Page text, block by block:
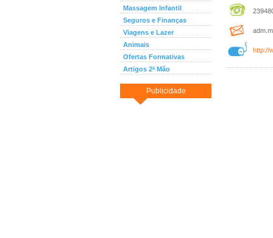
Massagem Infantil
Seguros e Finanças
Viagens e Lazer
Animais
Ofertas Formativas
Artigos 2ª Mão
Publicidade
http://